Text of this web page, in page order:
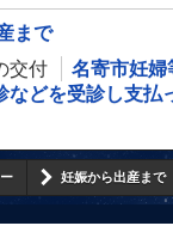
まで
交付
名寄市妊婦
どを受診し支払
妊娠から出産まで